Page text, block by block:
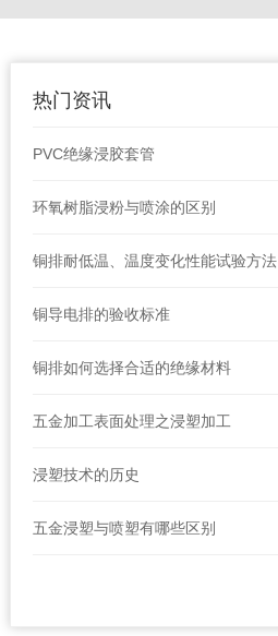
热门资讯
PVC绝缘浸胶套管
环氧树脂浸粉与喷涂的区别
铜排耐低温、温度变化性能试验方法
铜导电排的验收标准
铜排如何选择合适的绝缘材料
五金加工表面处理之浸塑加工
浸塑技术的历史
五金浸塑与喷塑有哪些区别